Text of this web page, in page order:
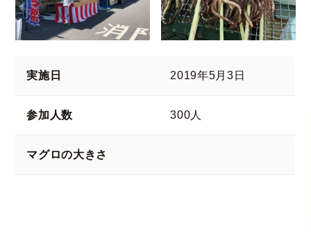
実施日 2019年5月3日
参加人数 300人
マグロの大きさ